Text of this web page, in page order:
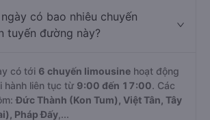
có bao nhiêu chuyến
tuyến đường này?
có tới 6 chuyến limousine hoạt động
hành liên tục từ 9:00 đến 17:00. Các
Đức Thành (Kon Tum), Việt Tân, Tây
Pháp Đấy ,...